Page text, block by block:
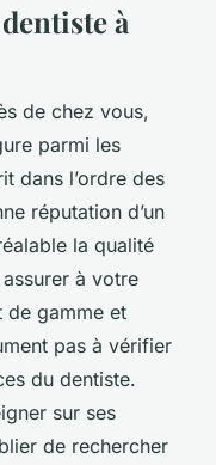
à
de chez vous,
parmi les
dans l’ordre des
réputation d’un
la qualité
à votre
de gamme et
pas à vérifier
du dentiste.
sur ses
de rechercher